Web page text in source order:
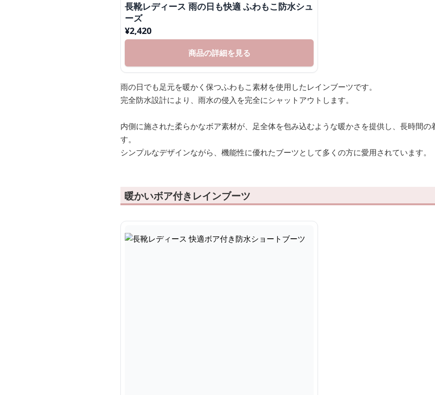
長靴レディース 雨の日も快適 ふわもこ防水シュ
ーズ
¥2,420
商品の詳細を見る
雨の日でも足元を暖かく保つふわもこ素材を使用したレインブーツです。
完全防水設計により、雨水の侵入を完全にシャットアウトします。
内側に施された柔らかなボア素材が、足全体を包み込むような暖かさを提供し、長時間の
す。
シンプルなデザインながら、機能性に優れたブーツとして多くの方に愛用されています。
暖かいボア付きレインブーツ